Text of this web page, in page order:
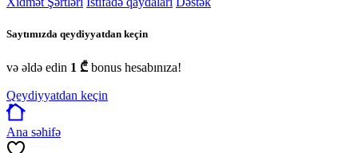
Saytımızda qeydiyyatdan keçin
və əldə edin 1 ₾ bonus hesabınıza!
Qeydiyyatdan keçin
Ana səhifə